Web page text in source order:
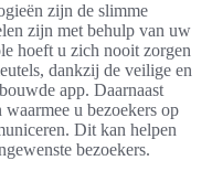
zijn de slimme
zijn met behulp van uw
hoeft u zich nooit zorgen
dankzij de veilige en
app. Daarnaast
u bezoekers op
Dit kan helpen
bezoekers.